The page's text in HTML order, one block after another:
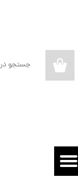
تغییر گذر واژه
سفارشات